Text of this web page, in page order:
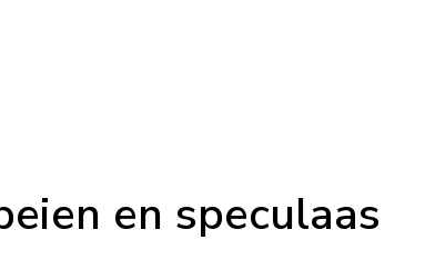
en speculaas